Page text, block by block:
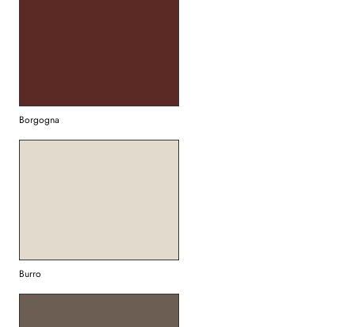
Borgogna
Burro